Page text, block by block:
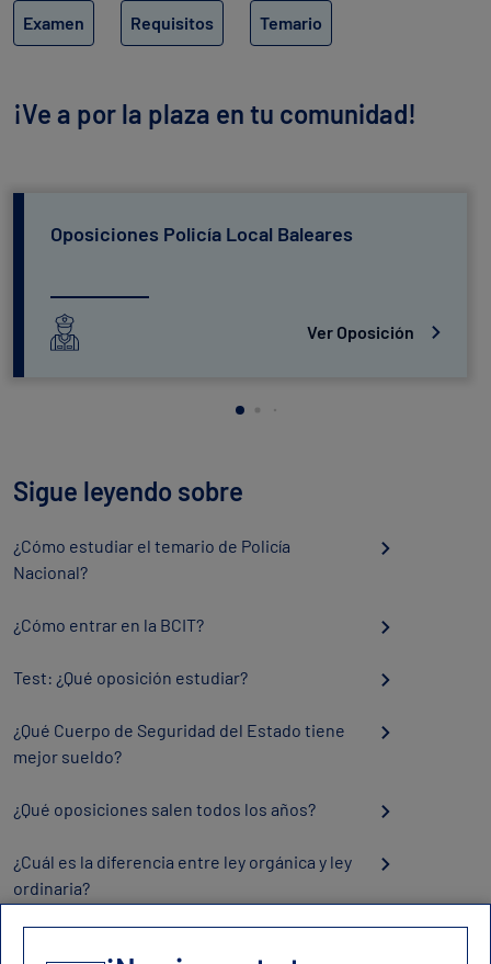
Examen Requisitos Temario
¡Ve a por la plaza en tu comunidad!
Oposiciones Policía Local Baleares
Ver Oposición
Sigue leyendo sobre
¿Cómo estudiar el temario de Policía
Nacional?
¿Cómo entrar en la BCIT?
Test: ¿Qué oposición estudiar?
¿Qué Cuerpo de Seguridad del Estado tiene
mejor sueldo?
¿Qué oposiciones salen todos los años?
¿Cuál es la diferencia entre ley orgánica y ley
ordinaria?